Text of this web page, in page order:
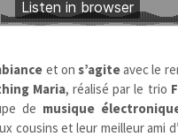
et ons’agiteavec le
Maria, réalisé par le trio
de musique
cousins et leur meilleur ami